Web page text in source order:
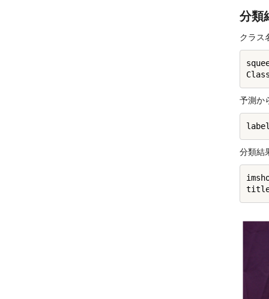
分類
クラス
予測か
分類結